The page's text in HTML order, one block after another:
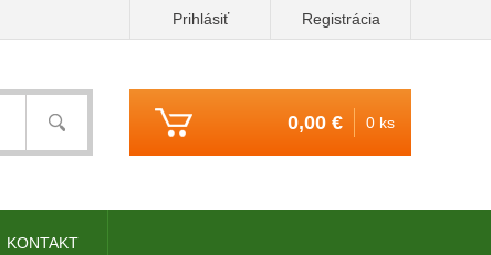
Prihlásiť Registrácia
0,00 € 0 ks
KONTAKT